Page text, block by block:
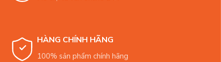
HÀNG CHÍNH HÃNG
100% sản phẩm chính hãng